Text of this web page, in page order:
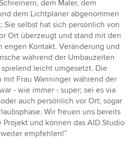
dem Maler, dem
dem Lichtplaner abgenommen
Sie selbst hat sich persönlich von
Ort überzeugt und stand mit den
engen Kontakt. Veränderung und
während der Umbauzeiten
leicht umgesetzt. Die
mit Frau Wanninger während der
- wie immer - super; sei es via
auch persönlich vor Ort; sogar
Wir freuen uns bereits
Projekt und können das AID Studio
empfehlen!”